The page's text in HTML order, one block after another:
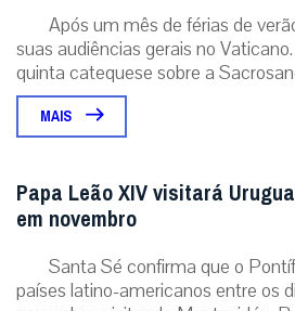
Após um mês de férias de
suas audiências gerais no
quinta catequese sobre a
MAIS
Papa Leão XIV visitará
em novembro
Santa Sé confirma que o
países latino-americanos entre os